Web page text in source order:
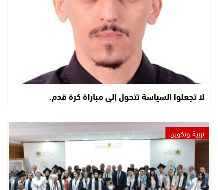
لا تجعلوا السياسة تتحول إلى مباراة كرة قدم.
تربية وتكوين